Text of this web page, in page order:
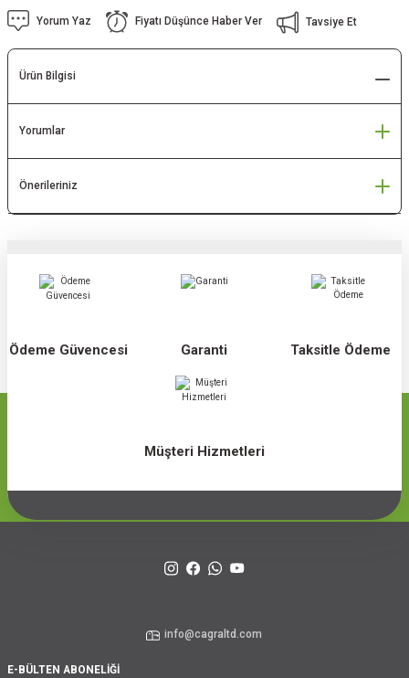
Yorum Yaz Fiyatı Düşünce Haber Ver Tavsiye Et
Ürün Bilgisi
Yorumlar
Önerileriniz
Ödeme Güvencesi Garanti Taksitle Ödeme
Müşteri Hizmetleri
info@cagraltd.com
E-BÜLTEN ABONELİĞİ